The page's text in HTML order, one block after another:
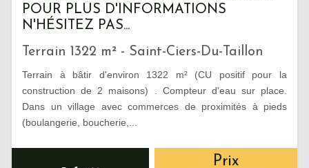
POUR PLUS D'INFORMATIONS
N'HÉSITEZ PAS...
Terrain 1322 m² - Saint-Ciers-Du-Taillon
Terrain à bâtir d'environ 1322 m² (CU positif pour la
construction de 2 maisons) . Compteur d'eau sur place.
Dans un village avec commerces de proximités à pieds
(boulangerie, boucherie,...
Prix